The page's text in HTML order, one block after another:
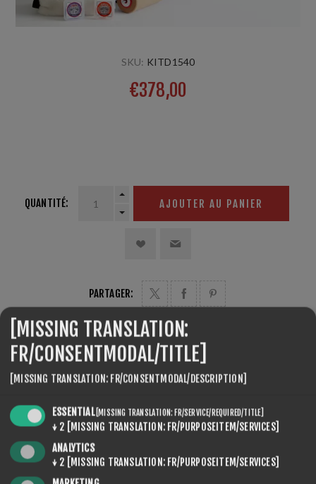
SKU: KITD1540
€378,00
QUANTITÉ: AJOUTER AU PANIER
PARTAGER:
NOM ET PRÉNOM
[MISSING TRANSLATION:
FR/CONSENTMODAL/TITLE]
[MISSING TRANSLATION: FR/CONSENTMODAL/DESCRIPTION]
ESSENTIAL [MISSING TRANSLATION: FR/SERVICE/REQUIRED/TITLE]
↓ 2
[MISSING TRANSLATION: FR/PURPOSEITEM/SERVICES]
ANALYTICS
↓ 2
[MISSING TRANSLATION: FR/PURPOSEITEM/SERVICES]